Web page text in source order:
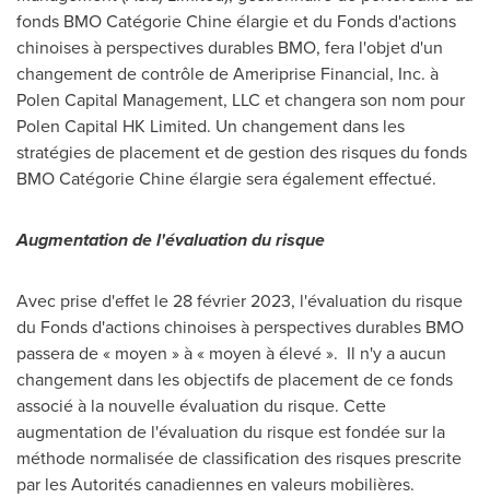
fonds BMO Catégorie Chine élargie et du Fonds d'actions
chinoises à perspectives durables BMO, fera l'objet d'un
changement de contrôle de Ameriprise Financial, Inc. à
Polen Capital Management, LLC et changera son nom pour
Polen Capital HK Limited. Un changement dans les
stratégies de placement et de gestion des risques du fonds
BMO Catégorie Chine élargie sera également effectué.
Augmentation de l'évaluation du risque
Avec prise d'effet le 28 février 2023, l'évaluation du risque
du Fonds d'actions chinoises à perspectives durables BMO
passera de « moyen » à « moyen à élevé ». Il n'y a aucun
changement dans les objectifs de placement de ce fonds
associé à la nouvelle évaluation du risque. Cette
augmentation de l'évaluation du risque est fondée sur la
méthode normalisée de classification des risques prescrite
par les Autorités canadiennes en valeurs mobilières.